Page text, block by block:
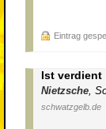
Eintrag
Ist verdient
Nietzsche,
schwatzgelb.de